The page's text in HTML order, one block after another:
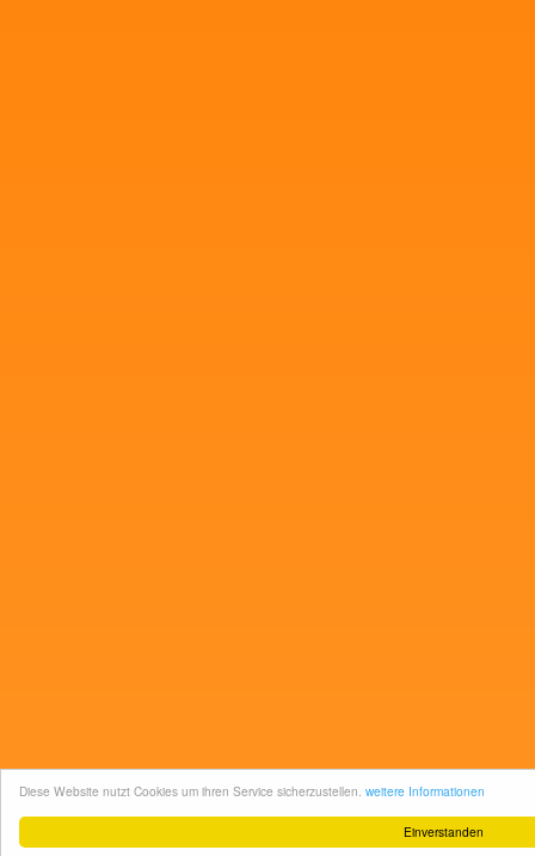
Einverstanden
Diese Website nutzt Cookies um ihren Service sicherzustellen. weitere Informationen